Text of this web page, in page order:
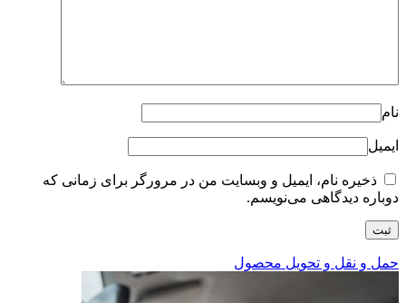
نام
ایمیل
ذخیره نام، ایمیل و وبسایت من در مرورگر برای زمانی که
دوباره دیدگاهی می‌نویسم.
حمل و نقل و تحویل محصول